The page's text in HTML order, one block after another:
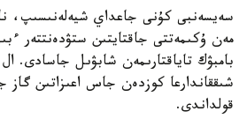
سەيسەنبى كۇنى جاعداي شيەلەنىسىپ،
مەن ۇكىمەتتى جاقتايتىن ستۋدەنتتەر
بامبۋك تاياقتارىمەن شابۋىل جاسادى.
شىققاندارعا كوزدەن جاس اعىزاتىن گاز
قولداندى.